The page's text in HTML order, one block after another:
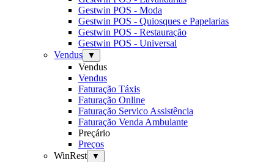
Gestwin POS - Moda
Gestwin POS - Quiosques e Papelarias
Gestwin POS - Restauração
Gestwin POS - Universal
Vendus
▼
Vendus
Vendus
Faturação Táxis
Faturação Online
Faturação Servico Assistência
Faturação Venda Ambulante
Preçário
Preços
WinRest
▼